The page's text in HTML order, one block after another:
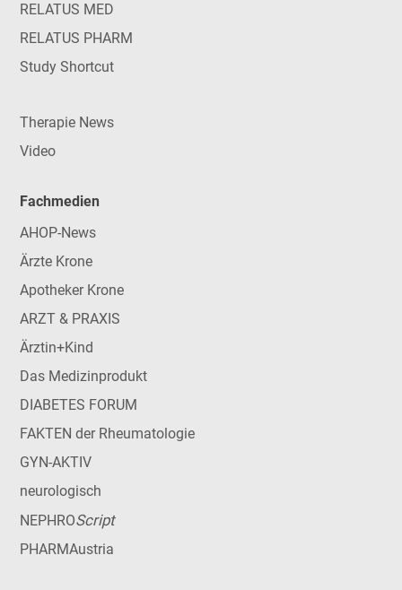
RELATUS MED
RELATUS PHARM
Study Shortcut
Therapie News
Video
Fachmedien
AHOP-News
Ärzte Krone
Apotheker Krone
ARZT & PRAXIS
Ärztin+Kind
Das Medizinprodukt
DIABETES FORUM
FAKTEN der Rheumatologie
GYN-AKTIV
neurologisch
NEPHROScript
PHARMAustria